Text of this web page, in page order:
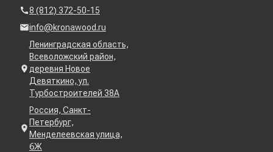
8 (812) 372-50-15
info@kronawood.ru
Ленинградская область,
Всеволожский район,
деревня Новое
Девяткино, ул.
Турбостроителей 38А
Россия, Санкт-
Петербург,
Менделеевская улица,
6Ж